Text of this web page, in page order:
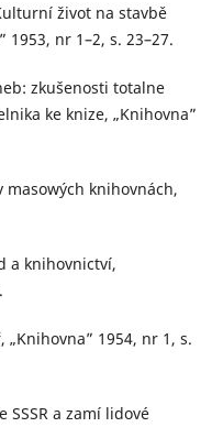
život na stavbě
1953, nr 1–2, s. 23–27.
zkušenosti totalne
ke knize, „Knihovna”
masowých knihovnách,
a knihovnictví,
„Knihovna” 1954, nr 1, s.
a zamí lidové